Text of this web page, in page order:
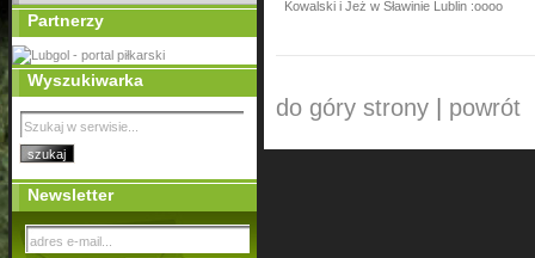
Partnerzy
Wyszukiwarka
Newsletter
Kowalski i Jeż w Sławinie Lublin :oooo
do góry strony| powrót